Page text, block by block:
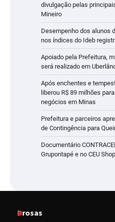
divulgação pelas
Mineiro
Desempenho dos alunos
nos índices do Ideb
Apoiado pela Prefeitura,
será realizado em
Após enchentes e
liberou R$ 89 milhões
negócios em Minas
Prefeitura e parceiros
de Contingência para
Documentário
Grupontapé e no CEU
Prosas